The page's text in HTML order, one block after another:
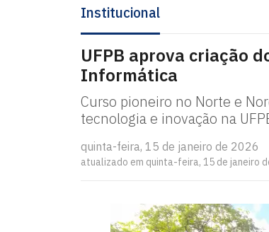
Institucional
UFPB aprova criação
Informática
Curso pioneiro no Norte e
tecnologia e inovação na
quinta-feira, 15 de janeiro de 2026
atualizado em quinta-feira, 15 de janeiro